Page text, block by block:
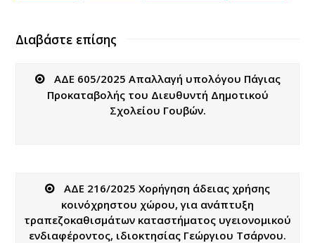
Διαβάστε επίσης
ΑΔΕ 605/2025 Απαλλαγή υπολόγου Πάγιας
Προκαταβολής του Διευθυντή Δημοτικού
Σχολείου Γουβών.
ΑΔΕ 216/2025 Χορήγηση άδειας χρήσης
κοινόχρηστου χώρου, για ανάπτυξη
τραπεζοκαθισμάτων καταστήματος υγειονομικού
ενδιαφέροντος, ιδιοκτησίας Γεώργιου Τσάρνου.